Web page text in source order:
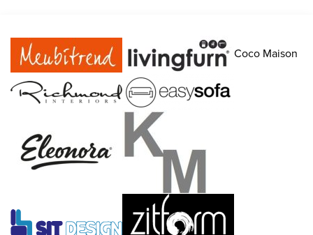
Coco Maison